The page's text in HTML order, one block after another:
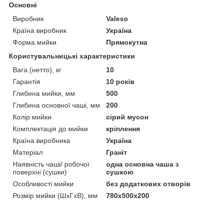
Основні
Виробник
Valeso
Країна виробник
Україна
Форма мийки
Прямокутна
Користувальницькі характеристики
Вага (нетто), кг
10
Гарантія
10 років
Глибина мийки, мм
500
Глибина основної чаші, мм
200
Колір мийки
сірий мусон
Комплектація до мийки
кріплення
Країна виробника
Україна
Матеріал
Граніт
Наявність чаші/ робочої
поверхні (сушки)
одна основна чаша з
сушкою
Особливості мийки
без додаткових отворів
Розмір мийки (ШхГхВ), мм
780х500х200